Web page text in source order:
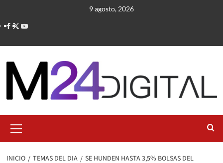
contenido
9 agosto, 2026
primario
INICIO TEMAS DEL DIA
SE HUNDEN HASTA 3,5% BOLSAS DEL